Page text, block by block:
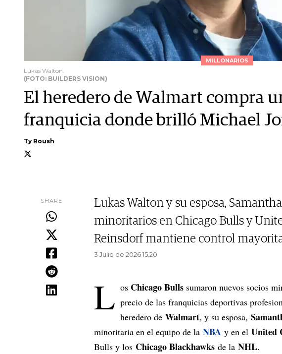
MILLONARIOS
Lukas Walton.
(FOTO: BUILDERS VISION)
El heredero de Walmart compra
franquicia donde brilló Michael
Ty Roush
SHARE
Lukas Walton y su esposa,
minoritarios en Chicago Bulls y
Reinsdorf mantiene control
3 Julio de 2026 15.20
L os Chicago Bulls sumaron nuevos socios
precio de las franquicias deportivas
heredero de Walmart, y su esposa,
minoritaria en el equipo de la NBA y en el United
Bulls y los Chicago Blackhawks de la NHL.